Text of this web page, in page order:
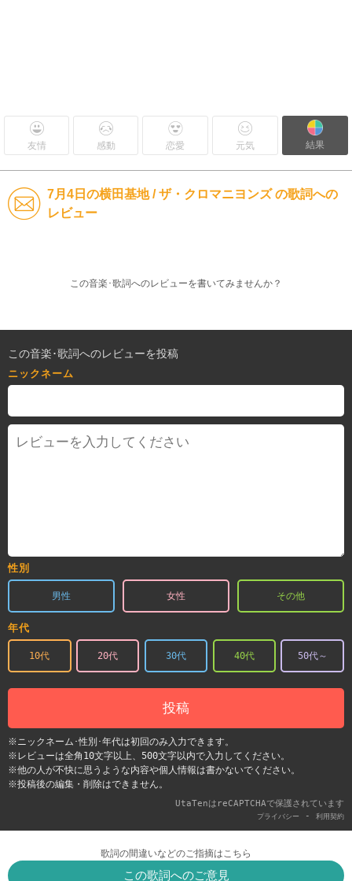
友情 感動 恋愛 元気 結果
7月4日の横田基地 / ザ・クロマニヨンズ の歌詞への
レビュー
この音楽･歌詞へのレビューを書いてみませんか？
この音楽･歌詞へのレビューを投稿
ニックネーム
性別
男性 女性 その他
年代
10代 20代 30代 40代 50代～
投稿
※ニックネーム･性別･年代は初回のみ入力できます。
※レビューは全角10文字以上、500文字以内で入力してください。
※他の人が不快に思うような内容や個人情報は書かないでください。
※投稿後の編集・削除はできません。
UtaTenはreCAPTCHAで保護されています
プライバシー - 利用契約
歌詞の間違いなどのご指摘はこちら
この歌詞へのご意見